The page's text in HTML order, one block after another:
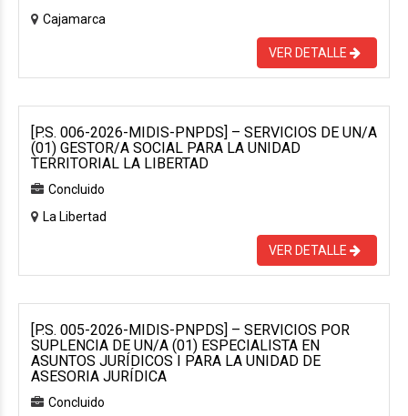
Cajamarca
VER DETALLE
[P.S. 006-2026-MIDIS-PNPDS] – SERVICIOS DE UN/A
(01) GESTOR/A SOCIAL PARA LA UNIDAD
TERRITORIAL LA LIBERTAD
Concluido
La Libertad
VER DETALLE
[P.S. 005-2026-MIDIS-PNPDS] – SERVICIOS POR
SUPLENCIA DE UN/A (01) ESPECIALISTA EN
ASUNTOS JURÍDICOS I PARA LA UNIDAD DE
ASESORIA JURÍDICA
Concluido